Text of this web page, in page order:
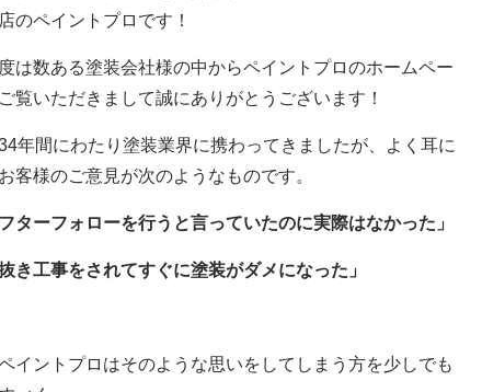
のペイントプロです！
は数ある塗装会社様の中からペイントプロのホームペー
覧いただきまして誠にありがとうございます！
年間にわたり塗装業界に携わってきましたが、よく耳に
客様のご意見が次のようなものです。
フターフォローを行うと言っていたのに実際はなかった」
抜き工事をされてすぐに塗装がダメになった」
イントプロはそのような思いをしてしまう方を少しでも